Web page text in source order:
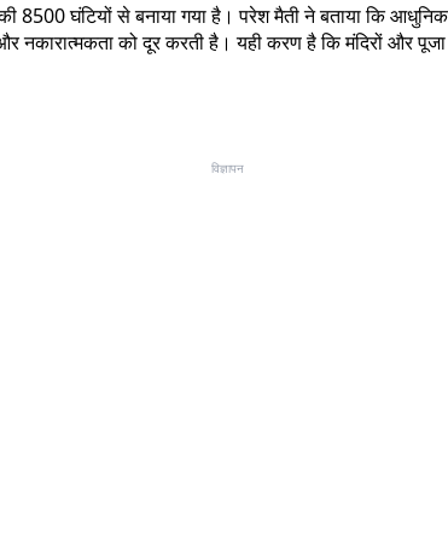
8500 घंटियों से बनाया गया है। परेश मैती ने बताया कि
नकारात्मकता को दूर करती है। यही करण है कि मंदिरों और
विज्ञापन